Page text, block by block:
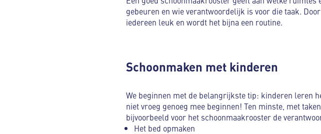
gebeuren en wie verantwoordelijk is voor die taak.
iedereen leuk en wordt het bijna een routine.
Schoonmaken met kinderen
We beginnen met de belangrijkste tip: kinderen leren
niet vroeg genoeg mee beginnen! Ten minste, met
bijvoorbeeld voor het schoonmaakrooster de
Het bed opmaken